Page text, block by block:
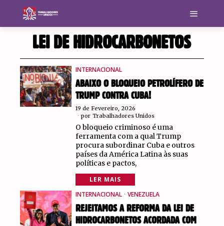
LEI DE HIDROCARBONETOS
INTERNACIONAL
ABAIXO O BLOQUEIO PETROLÍFERO DE
TRUMP CONTRA CUBA!
19 de Fevereiro, 2026
por Trabalhadores Unidos
O bloqueio criminoso é uma
ferramenta com a qual Trump
procura subordinar Cuba e outros
países da América Latina às suas
políticas e pactos,
LER MAIS
INTERNACIONAL · VENEZUELA
REJEITAMOS A REFORMA DA LEI DE
HIDROCARBONETOS ACORDADA COM